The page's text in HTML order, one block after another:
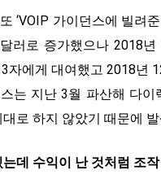
‘VOIP 가이던스에 빌려
러로 증가했으나 2018년
자에게 대여했고 2018년
는 지난 3월 파산해 다
로 하지 않았기 때문에
데 수익이 난 것처럼 조작